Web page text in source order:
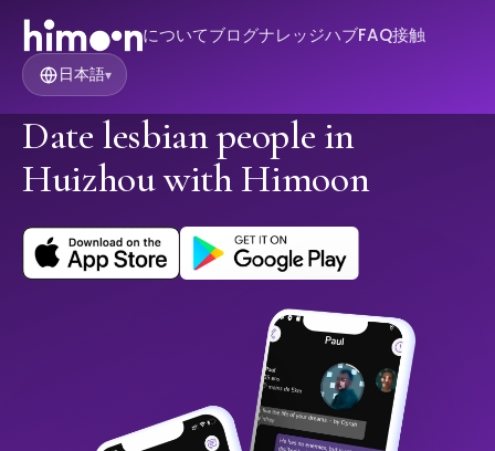
についてブログナレッジハブFAQ接触
日本語▾
Date lesbian people in
Huizhou with Himoon